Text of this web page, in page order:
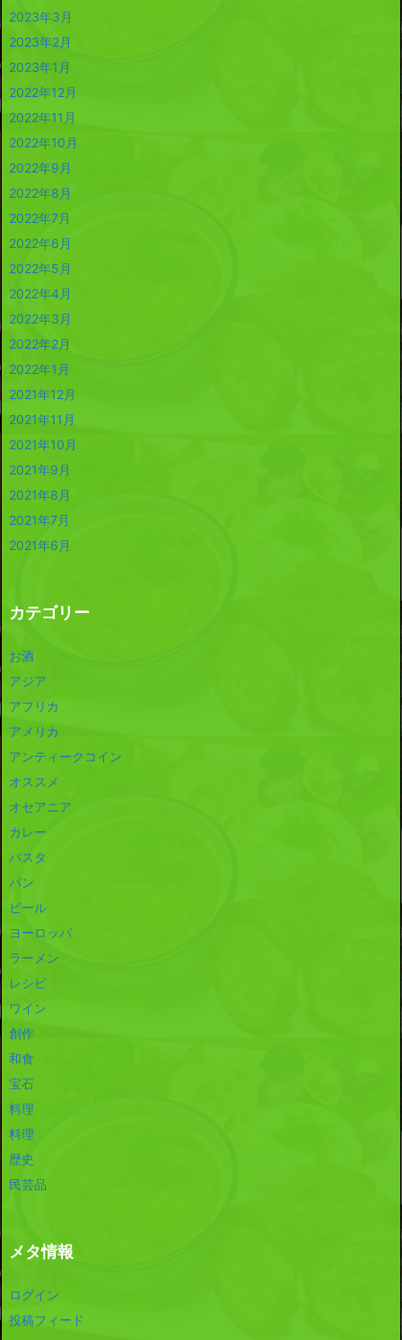
2023年3月
2023年2月
2023年1月
2022年12月
2022年11月
2022年10月
2022年9月
2022年8月
2022年7月
2022年6月
2022年5月
2022年4月
2022年3月
2022年2月
2022年1月
2021年12月
2021年11月
2021年10月
2021年9月
2021年8月
2021年7月
2021年6月
カテゴリー
お酒
アジア
アフリカ
アメリカ
アンティークコイン
オススメ
オセアニア
カレー
パスタ
パン
ビール
ヨーロッパ
ラーメン
レシピ
ワイン
創作
和食
宝石
料理
料理
歴史
民芸品
メタ情報
ログイン
投稿フィード